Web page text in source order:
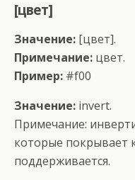
[цвет]
Значение: [цвет].
Примечание: цвет.
Пример: #f00
Значение: invert.
Примечание:
которые покрывает
поддерживается.